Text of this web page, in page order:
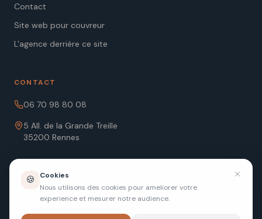
Contact
Site web pour couvreur
L'agence derrière ce site
CONTACT
06 70 98 80 08
5 All. de la Grande Treille
35200 Rennes
2026
Mentions légalesConfidentialité
🍪
Cookies
Nous utilisons des cookies pour ameliorer votre
experience et mesurer notre audience.